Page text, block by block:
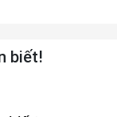
biết!